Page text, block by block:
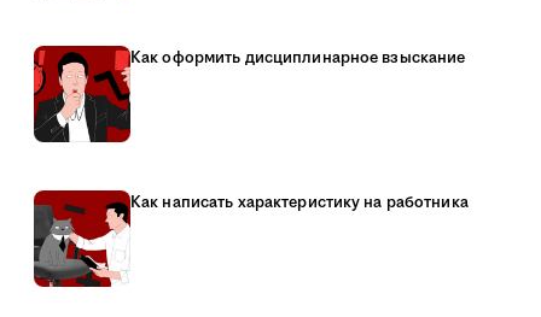
Как оформить дисциплинарное взыскание
Как написать характеристику на работника